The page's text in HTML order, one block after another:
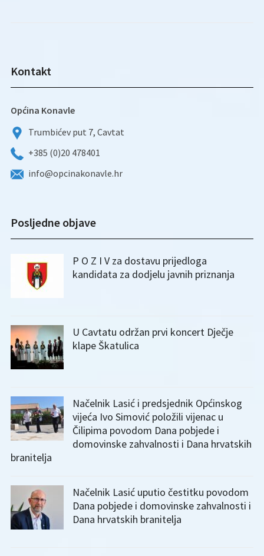
Kontakt
Općina Konavle
Trumbićev put 7, Cavtat
+385 (0)20 478401
info@opcinakonavle.hr
Posljedne objave
P O Z I V za dostavu prijedloga
kandidata za dodjelu javnih priznanja
U Cavtatu održan prvi koncert Dječje
klape Škatulica
Načelnik Lasić i predsjednik Općinskog
vijeća Ivo Simović položili vijenac u
Čilipima povodom Dana pobjede i
domovinske zahvalnosti i Dana hrvatskih
branitelja
Načelnik Lasić uputio čestitku povodom
Dana pobjede i domovinske zahvalnosti i
Dana hrvatskih branitelja